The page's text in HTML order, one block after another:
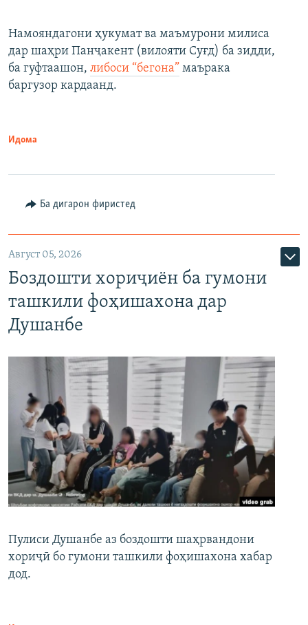
Намояндагони ҳукумат ва маъмурони милиса
дар шаҳри Панҷакент (вилояти Суғд) ба зидди,
ба гуфтаашон, либоси “бегона” маърака
баргузор кардаанд.
Идома
Ба дигарон фиристед
Август 05, 2026
Боздошти хориҷиён ба гумони
ташкили фоҳишахона дар
Душанбе
Пулиси Душанбе аз боздошти шаҳрвандони
хориҷӣ бо гумони ташкили фоҳишахона хабар
дод.